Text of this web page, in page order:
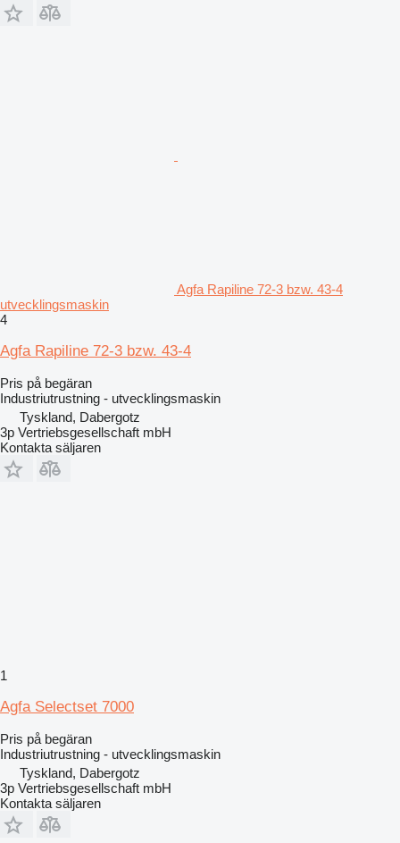
Agfa Rapiline 72-3 bzw. 43-4
utvecklingsmaskin
4
Agfa Rapiline 72-3 bzw. 43-4
Pris på begäran
Industriutrustning - utvecklingsmaskin
Tyskland, Dabergotz
3p Vertriebsgesellschaft mbH
Kontakta säljaren
1
Agfa Selectset 7000
Pris på begäran
Industriutrustning - utvecklingsmaskin
Tyskland, Dabergotz
3p Vertriebsgesellschaft mbH
Kontakta säljaren